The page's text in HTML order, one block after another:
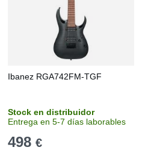
Ibanez RGA742FM-TGF
Stock en distribuidor
Entrega en 5-7 días laborables
498 €